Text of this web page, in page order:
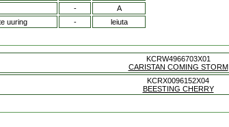
-
A
uuring - leiuta
KCRW4966703X01
CARISTAN COMING STORM
KCRX0096152X04
BEESTING CHERRY